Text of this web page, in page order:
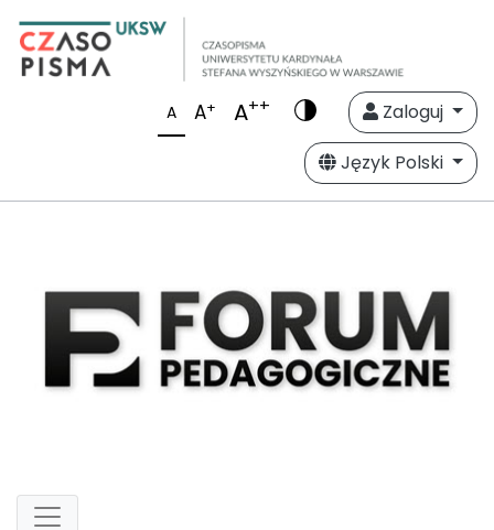
A A+ A++
Zaloguj
Język Polski